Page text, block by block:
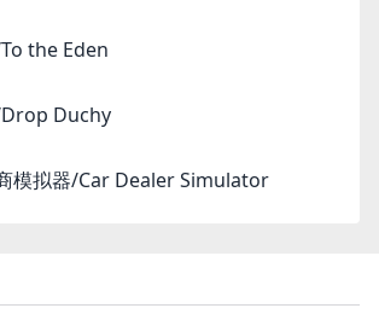
the Eden
Duchy
模拟器/Car Dealer Simulator